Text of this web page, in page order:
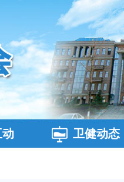
动 卫健动态